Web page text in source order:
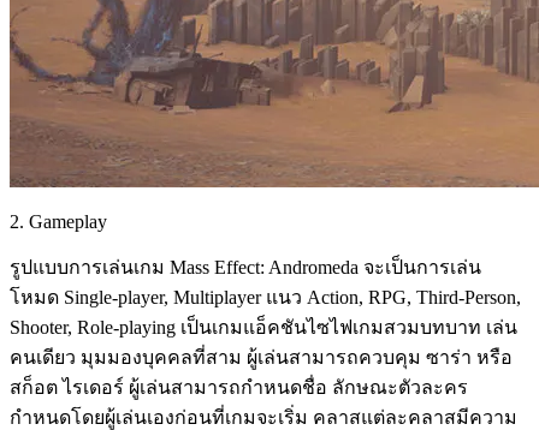
2. Gameplay
รูปแบบการเล่นเกม Mass Effect: Andromeda จะเป็นการเล่น
โหมด Single-player, Multiplayer แนว Action, RPG, Third-Person,
Shooter, Role-playing เป็นเกมแอ็คชันไซไฟเกมสวมบทบาท เล่น
คนเดียว มุมมองบุคคลที่สาม ผู้เล่นสามารถควบคุม ซาร่า หรือ
สก็อต ไรเดอร์ ผู้เล่นสามารถกำหนดชื่อ ลักษณะตัวละคร
กำหนดโดยผู้เล่นเองก่อนที่เกมจะเริ่ม คลาสแต่ละคลาสมีความ